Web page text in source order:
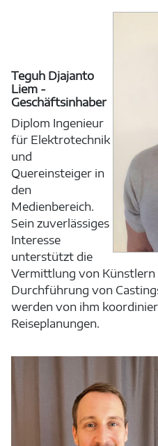
Teguh Djajanto
Liem -
Geschäftsinhaber
Diplom Ingenieur
für Elektrotechnik
und
Quereinsteiger in
den
Medienbereich.
Sein zuverlässiges
Interesse
unterstützt die
Vermittlung von Künstlern
Durchführung von
werden von ihm
Reiseplanungen.